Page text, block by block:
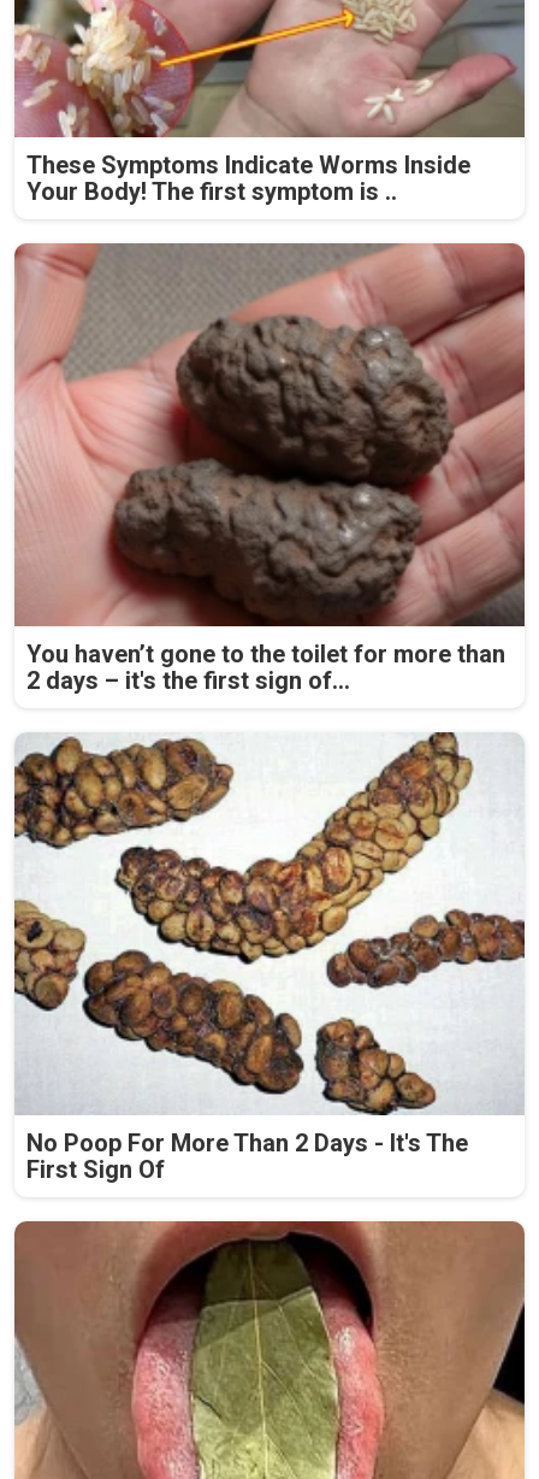
These Symptoms Indicate Worms Inside
Your Body! The first symptom is ..
You haven’t gone to the toilet for more than
2 days – it's the first sign of...
No Poop For More Than 2 Days - It's The
First Sign Of